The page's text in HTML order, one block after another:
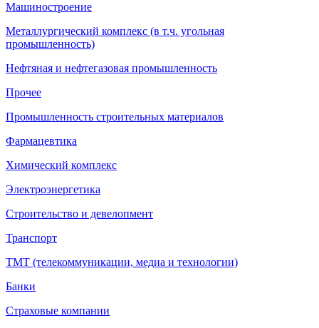
Машиностроение
Металлургический комплекс (в т.ч. угольная
промышленность)
Нефтяная и нефтегазовая промышленность
Прочее
Промышленность строительных материалов
Фармацевтика
Химический комплекс
Электроэнергетика
Строительство и девелопмент
Транспорт
ТМТ (телекоммуникации, медиа и технологии)
Банки
Страховые компании